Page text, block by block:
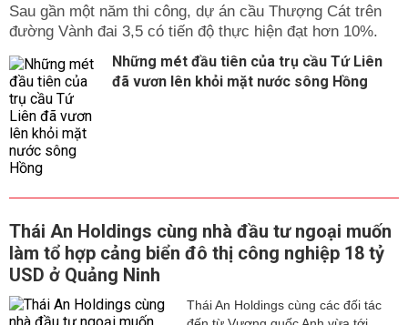
Sau gần một năm thi công, dự án cầu Thượng Cát trên
đường Vành đai 3,5 có tiến độ thực hiện đạt hơn 10%.
Những mét đầu tiên của trụ cầu Tứ Liên
đã vươn lên khỏi mặt nước sông Hồng
Thái An Holdings cùng nhà đầu tư ngoại muốn
làm tổ hợp cảng biển đô thị công nghiệp 18 tỷ
USD ở Quảng Ninh
Thái An Holdings cùng các đối tác